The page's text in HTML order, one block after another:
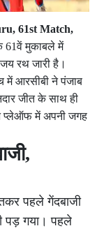
61st Match,
मुकाबले में
रथ जारी है।
में आरसीबी ने पंजाब
जीत के साथ ही
प्लेऑफ में अपनी जगह
पहले गेंदबाजी
पड़ गया। पहले